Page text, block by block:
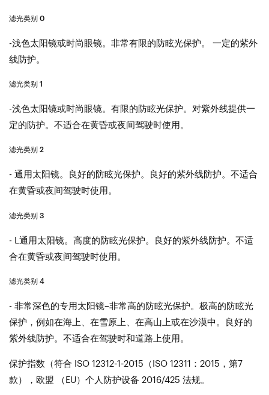
滤光类别 0
-浅色太阳镜或时尚眼镜。非常有限的防眩光保护。 一定的紫外
线防护。
滤光类别 1
-浅色太阳镜或时尚眼镜。有限的防眩光保护。对紫外线提供一
定的防护。不适合在黄昏或夜间驾驶时使用。
滤光类别 2
- 通用太阳镜。良好的防眩光保护。良好的紫外线防护。不适合
在黄昏或夜间驾驶时使用。
滤光类别 3
- L通用太阳镜。高度的防眩光保护。良好的紫外线防护。不适
合在黄昏或夜间驾驶时使用。
滤光类别 4
- 非常深色的专用太阳镜–非常高的防眩光保护。极高的防眩光
保护，例如在海上、在雪原上、在高山上或在沙漠中。良好的
紫外线防护。不适合在驾驶时和道路上使用。
保护指数（符合 ISO 12312-1-2015（ISO 12311：2015，第7
款），欧盟 （EU）个人防护设备 2016/425 法规。